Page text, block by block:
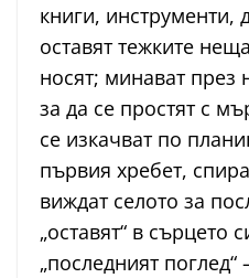
книги, инструменти,
оставят тежките
носят; минават през
за да се простят с
се изкачват по
първия хребет,
виждат селото за
„оставят“ в сърцето
„последният поглед“